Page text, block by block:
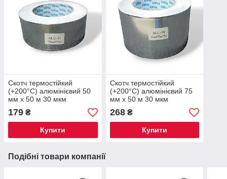
Скотч термостійкий
(+200°С) алюмінієвий 50
мм х 50 м 30 мкм
179 ₴
Купити
Скотч термостійкий
(+200°С) алюмінієвий 75
мм х 50 м 30 мкм
268₴
Купити
Подібні товари компанії